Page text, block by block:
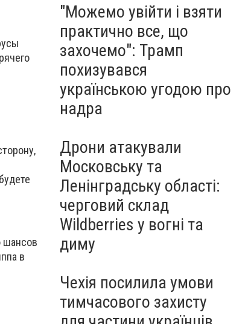
шансов
в
"Можемо увійти і взяти
практично все, що
захочемо": Трамп
похизувався
українською угодою про
надра
Дрони атакували
Московську та
Ленінградську області:
черговий склад
Wildberries у вогні та
диму
Чехія посилила умови
тимчасового захисту